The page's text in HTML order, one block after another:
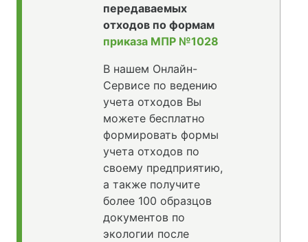
передаваемых
отходов по формам
приказа МПР №1028
В нашем Онлайн-
Сервисе по ведению
учета отходов Вы
можете бесплатно
формировать формы
учета отходов по
своему предприятию,
а также получите
более 100 образцов
документов по
экологии после